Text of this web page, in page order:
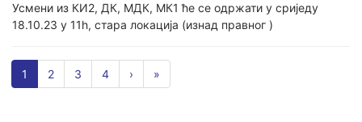
Усмени из КИ2, ДК, МДК, МК1 ће се одржати у сриједу
18.10.23 у 11h, стара локација (изнад правног )
1 2 3 4 › »